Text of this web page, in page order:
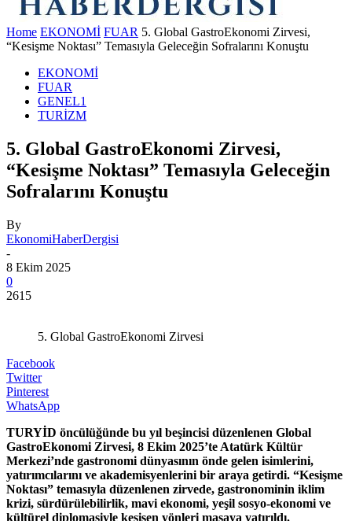
Home EKONOMİ FUAR 5. Global GastroEkonomi Zirvesi,
“Kesişme Noktası” Temasıyla Geleceğin Sofralarını Konuştu
EKONOMİ
FUAR
GENEL1
TURİZM
5. Global GastroEkonomi Zirvesi,
“Kesişme Noktası” Temasıyla Geleceğin
Sofralarını Konuştu
By
EkonomiHaberDergisi
-
8 Ekim 2025
0
2615
5. Global GastroEkonomi Zirvesi
Facebook
Twitter
Pinterest
WhatsApp
TURYİD öncülüğünde bu yıl beşincisi düzenlenen Global
GastroEkonomi Zirvesi, 8 Ekim 2025’te Atatürk Kültür
Merkezi’nde gastronomi dünyasının önde gelen isimlerini,
yatırımcılarını ve akademisyenlerini bir araya getirdi. “Kesişme
Noktası” temasıyla düzenlenen zirvede, gastronominin iklim
krizi, sürdürülebilirlik, mavi ekonomi, yeşil sosyo-ekonomi ve
kültürel diplomasiyle kesişen yönleri masaya yatırıldı.